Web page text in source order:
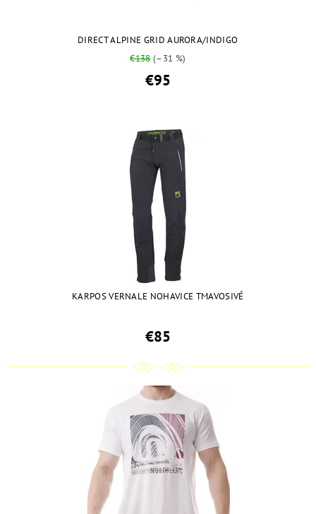
DIRECT ALPINE GRID AURORA/INDIGO
€138(–31 %)
€95
KARPOS VERNALE NOHAVICE TMAVOSIVÉ
€85